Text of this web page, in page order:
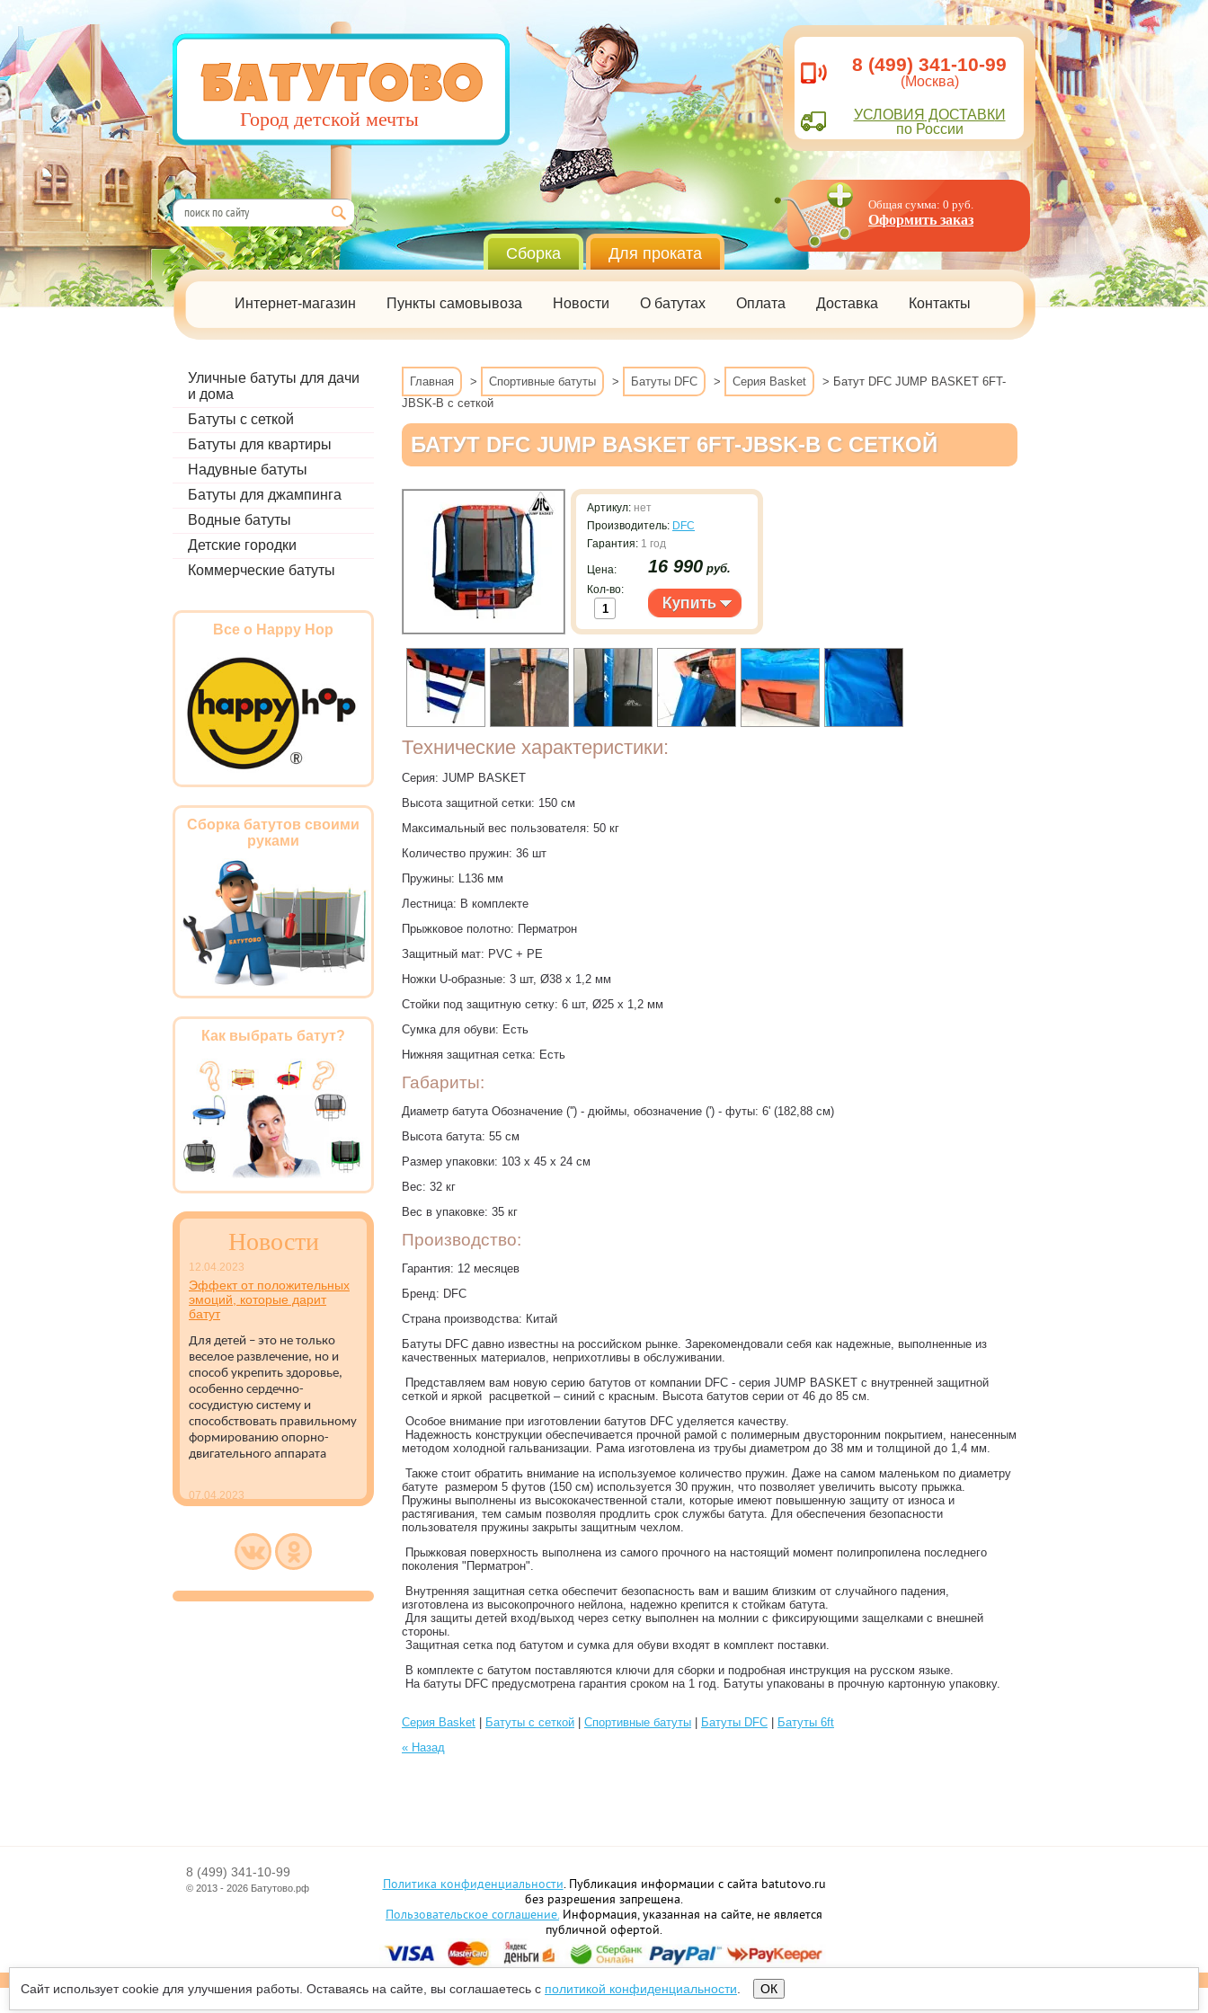
Общая сумма: 0 руб.
Оформить заказ
Город детской мечты
8 (499) 341-10-99
(Москва)
УСЛОВИЯ ДОСТАВКИ
по России
Сборка Для проката
Интернет-магазин Пункты самовывоза Новости О батутах Оплата Доставка Контакты
Уличные батуты для дачи
и дома
Батуты с сеткой
Батуты для квартиры
Надувные батуты
Батуты для джампинга
Водные батуты
Детские городки
Коммерческие батуты
Все о Happy Hop
Сборка батутов своими
руками
Как выбрать батут?
Новости
12.04.2023
Эффект от положительных
эмоций, которые дарит
батут
Для детей – это не только
веселое развлечение, но и
способ укрепить здоровье,
особенно сердечно-
сосудистую систему и
способствовать правильному
формированию опорно-
двигательного аппарата
07.04.2023
Батуты с защитной сеткой
устанавливать как на улице,
Главная > Спортивные батуты > Батуты DFC > Серия Basket
> Батут DFC JUMP BASKET 6FT-
JBSK-B с сеткой
БАТУТ DFC JUMP BASKET 6FT-JBSK-B С СЕТКОЙ
Артикул: нет
Производитель: DFC
Гарантия: 1 год
Цена:
Кол-во:
16 990 руб.
Технические характеристики:
Серия: JUMP BASKET
Высота защитной сетки: 150 см
Максимальный вес пользователя: 50 кг
Количество пружин: 36 шт
Пружины: L136 мм
Лестница: В комплекте
Прыжковое полотно: Перматрон
Защитный мат: PVC + PE
Ножки U-образные: 3 шт, Ø38 х 1,2 мм
Стойки под защитную сетку: 6 шт, Ø25 х 1,2 мм
Сумка для обуви: Есть
Нижняя защитная сетка: Есть
Габариты:
Диаметр батута Обозначение ('') - дюймы, обозначение (') - футы: 6' (182,88 см)
Высота батута: 55 см
Размер упаковки: 103 х 45 х 24 см
Вес: 32 кг
Вес в упаковке: 35 кг
Производство:
Гарантия: 12 месяцев
Бренд: DFC
Страна производства: Китай
Батуты DFC давно известны на российском рынке. Зарекомендовали себя как надежные, выполненные из
качественных материалов, неприхотливы в обслуживании.
Представляем вам новую серию батутов от компании DFC - серия JUMP BASKET с внутренней защитной
сеткой и яркой расцветкой – синий с красным. Высота батутов серии от 46 до 85 см.
Особое внимание при изготовлении батутов DFC уделяется качеству.
Надежность конструкции обеспечивается прочной рамой с полимерным двусторонним покрытием, нанесенным
методом холодной гальванизации. Рама изготовлена из трубы диаметром до 38 мм и толщиной до 1,4 мм.
Также стоит обратить внимание на используемое количество пружин. Даже на самом маленьком по диаметру
батуте размером 5 футов (150 см) используется 30 пружин, что позволяет увеличить высоту прыжка.
Пружины выполнены из высококачественной стали, которые имеют повышенную защиту от износа и
растягивания, тем самым позволяя продлить срок службы батута. Для обеспечения безопасности
пользователя пружины закрыты защитным чехлом.
Прыжковая поверхность выполнена из самого прочного на настоящий момент полипропилена последнего
поколения "Перматрон".
Внутренняя защитная сетка обеспечит безопасность вам и вашим близким от случайного падения,
изготовлена из высокопрочного нейлона, надежно крепится к стойкам батута.
Для защиты детей вход/выход через сетку выполнен на молнии с фиксирующими защелками с внешней
стороны.
Защитная сетка под батутом и сумка для обуви входят в комплект поставки.
В комплекте с батутом поставляются ключи для сборки и подробная инструкция на русском языке.
На батуты DFC предусмотрена гарантия сроком на 1 год. Батуты упакованы в прочную картонную упаковку.
Серия Basket Батуты с сеткой Спортивные батуты Батуты DFC
Батуты 6ft
« Назад
Политика конфиденциальности. Публикация информации с сайта batutovo.ru
без разрешения запрещена.
Пользовательское соглашение.Информация, указанная на сайте, не является
публичной офертой.
8 (499) 341-10-99
© 2013 - 2026 Батутово.рф
Сайт использует cookie для улучшения работы. Оставаясь на сайте, вы соглашаетесь с политикой конфиденциальности ОК